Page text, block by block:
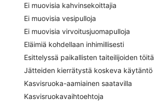
Ei muovisia kahvinsekoittajia
Ei muovisia vesipulloja
Ei muovisia virvoitusjuomapulloja
Eläimiä kohdellaan inhimillisesti
Esittelyssä paikallisten taiteilijoiden töitä
Jätteiden kierrätystä koskeva käytäntö
Kasvisruoka-aamiainen saatavilla
Kasvisruokavaihtoehtoja